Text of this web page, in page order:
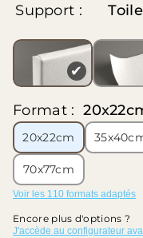
Support :
✔
Format :
20x22cm
70x77cm
Voir les 110 formats adaptés
Encore plus d'options ?
J'accède au configurateur